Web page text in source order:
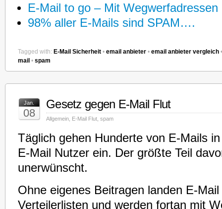
E-Mail to go – Mit
98% aller E-Mails sind SPAM….
Tagged with: E-Mail Sicherheit • email anbieter • email anbieter vergleich
mail • spam
Jan.
08
Gesetz gegen E-Mail Flut
Allgemein E-Mail Flut spam
Täglich gehen Hunderte von E-Mails
E-Mail Nutzer ein. Der größte Teil
unerwünscht.
Ohne eigenes Beitragen landen E-
Verteilerlisten und werden fortan mit